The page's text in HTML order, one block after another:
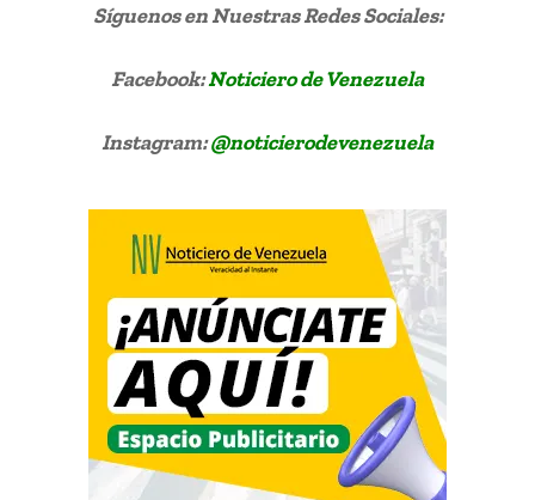
Síguenosen Nuestras Redes Sociales:
Facebook:Noticiero de Venezuela
Instagram:@noticierodevenezuela